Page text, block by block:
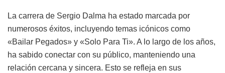
La carrera de Sergio Dalma ha estado marcada por
numerosos éxitos, incluyendo temas icónicos como
«Bailar Pegados» y «Solo Para Ti». A lo largo de los años,
ha sabido conectar con su público, manteniendo una
relación cercana y sincera. Esto se refleja en sus